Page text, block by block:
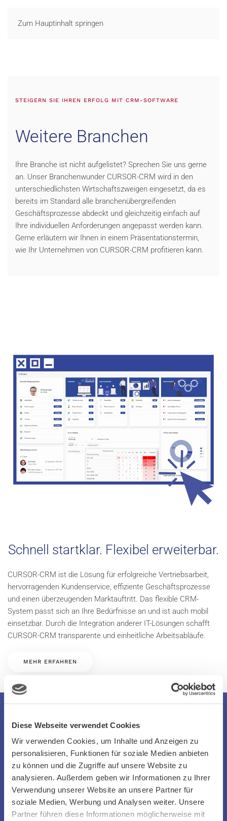
Diese Webseite verwendet Cookies
Wir verwenden Cookies, um Inhalte und Anzeigen zu
personalisieren, Funktionen für soziale Medien anbieten
zu können und die Zugriffe auf unsere Website zu
analysieren. Außerdem geben wir Informationen zu Ihrer
Verwendung unserer Website an unsere Partner für
soziale Medien, Werbung und Analysen weiter. Unsere
Partner führen diese Informationen möglicherweise mit
Zum Hauptinhalt springen
STEIGERN SIE IHREN ERFOLG MIT CRM-SOFTWARE
Weitere Branchen
Ihre Branche ist nicht aufgelistet? Sprechen Sie uns gerne
an. Unser Branchenwunder CURSOR-CRM wird in den
unterschiedlichsten Wirtschaftszweigen eingesetzt, da es
bereits im Standard alle branchenübergreifenden
Geschäftsprozesse abdeckt und gleichzeitig einfach auf
Ihre individuellen Anforderungen angepasst werden kann.
Gerne erläutern wir Ihnen in einem Präsentationstermin,
wie Ihr Unternehmen von CURSOR-CRM profitieren kann.
Schnell startklar. Flexibel erweiterbar.
CURSOR-CRM ist die Lösung für erfolgreiche Vertriebsarbeit,
hervorragenden Kundenservice, effiziente Geschäftsprozesse
und einen überzeugenden Marktauftritt. Das flexible CRM-
System passt sich an Ihre Bedürfnisse an und ist auch mobil
einsetzbar. Durch die Integration anderer IT-Lösungen schafft
CURSOR-CRM transparente und einheitliche Arbeitsabläufe.
MEHR ERFAHREN
Weitere Informationen